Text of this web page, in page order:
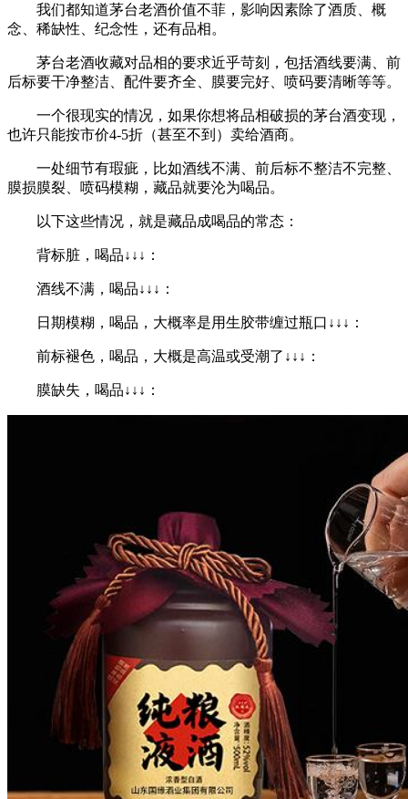
我们都知道茅台老酒价值不菲，影响因素除了酒质、概
念、稀缺性、纪念性，还有品相。
茅台老酒收藏对品相的要求近乎苛刻，包括酒线要满、前
后标要干净整洁、配件要齐全、膜要完好、喷码要清晰等等。
一个很现实的情况，如果你想将品相破损的茅台酒变现，
也许只能按市价4-5折（甚至不到）卖给酒商。
一处细节有瑕疵，比如酒线不满、前后标不整洁不完整、
膜损膜裂、喷码模糊，藏品就要沦为喝品。
以下这些情况，就是藏品成喝品的常态：
背标脏，喝品↓↓↓：
酒线不满，喝品↓↓↓：
日期模糊，喝品，大概率是用生胶带缠过瓶口↓↓↓：
前标褪色，喝品，大概是高温或受潮了↓↓↓：
膜缺失，喝品↓↓↓：